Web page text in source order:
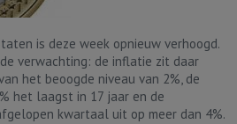
is deze week opnieuw verhoogd.
verwachting: de inflatie zit daar
het beoogde niveau van 2%, de
het laagst in 17 jaar en de
kwartaal uit op meer dan 4%.